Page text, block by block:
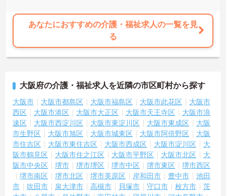
上につながるため、やりがいを持って仕事に取り組めます。
あなたにおすすめの介護・福祉求人の一覧を見
る
大阪府の介護・福祉求人を近隣の市区町村から探す
大阪市 大阪市都島区 大阪市福島区 大阪市此花区
大阪市
西区
大阪市港区 大阪市大正区 大阪市天王寺区
大阪市浪
速区
大阪市西淀川区 大阪市東淀川区 大阪市東成区
大阪
市生野区
大阪市旭区 大阪市城東区 大阪市阿倍野区
大阪
市住吉区
大阪市東住吉区 大阪市西成区 大阪市淀川区
大
阪市鶴見区
大阪市住之江区 大阪市平野区 大阪市北区
大
阪市中央区
堺市 堺市堺区 堺市中区 堺市東区
堺市西区
堺市南区
堺市北区 堺市美原区 岸和田市 豊中市
池田
市
吹田市 泉大津市 高槻市 貝塚市 守口市 枚方市
茨